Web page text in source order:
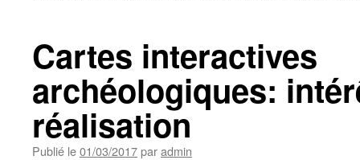
Cartes interactives
archéologiques:
réalisation
Publié le01/03/2017paradmin